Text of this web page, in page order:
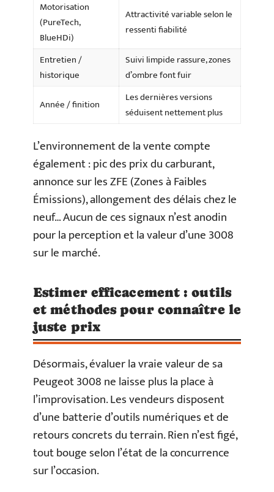
Motorisation
(PureTech,
BlueHDi)
Attractivité variable selon le
ressenti fiabilité
Entretien /
historique
Suivi limpide rassure, zones
d’ombre font fuir
Année / finition
Les dernières versions
séduisent nettement plus
L’environnement de la vente compte
également : pic des prix du carburant,
annonce sur les ZFE (Zones à Faibles
Émissions), allongement des délais chez le
neuf… Aucun de ces signaux n’est anodin
pour la perception et la valeur d’une 3008
sur le marché.
Estimer efficacement : outils
et méthodes pour connaître le
juste prix
Désormais, évaluer la vraie valeur de sa
Peugeot 3008 ne laisse plus la place à
l’improvisation. Les vendeurs disposent
d’une batterie d’outils numériques et de
retours concrets du terrain. Rien n’est figé,
tout bouge selon l’état de la concurrence
sur l’occasion.